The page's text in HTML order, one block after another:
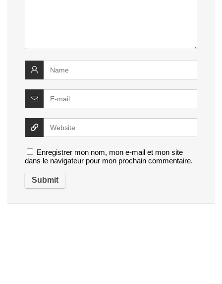
Enregistrer mon nom, mon e-mail et mon site
dans le navigateur pour mon prochain commentaire.